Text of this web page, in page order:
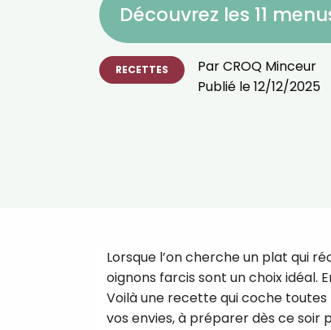
Découvrez les 11
RECETTES ParCROQ Minceur
Publié le12/12/2025
Lorsque l’on cherche un plat qui
oignons farcis sont un choix idéal.
Voilà une recette qui coche
vos envies, à préparer dès ce soir